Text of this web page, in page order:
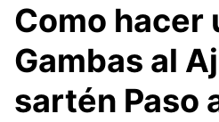
Como hacer
Gambas al
sartén Paso